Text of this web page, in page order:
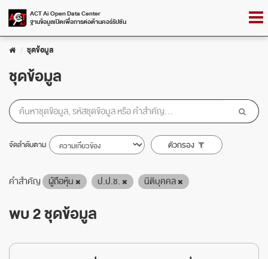
Skip
ACT Ai Open Data Center
ฐานข้อมูลเปิดเพื่อการต่อต้านคอร์รัปชัน
ชุดข้อมูล
ชุดข้อมูล
จัดลำดับตาม ตัวกรอง
คำสำคัญ ผู้ถือหุ้น ป.ป.ช. นิติบุคคล
พบ 2 ชุดข้อมูล